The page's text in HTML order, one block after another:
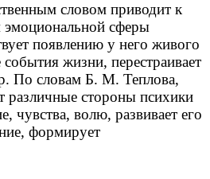
словом приводит к
сферы
появлению у него живого
жизни, перестраивает
По словам Б. М. Теплова,
различные стороны психики
чувства, волю, развивает его
формирует